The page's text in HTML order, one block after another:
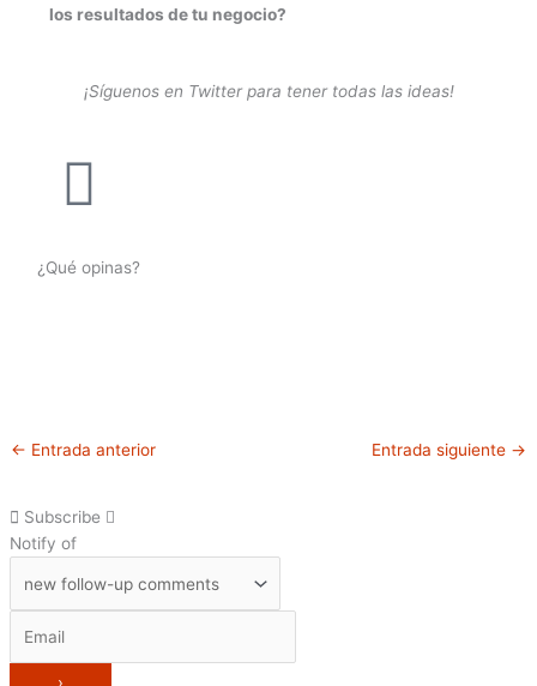
los resultados de tu negocio?
¡Síguenos en Twitter para tener todas las ideas!
¿Qué opinas?
← Entrada anterior Entrada siguiente →
Subscribe
Notify of